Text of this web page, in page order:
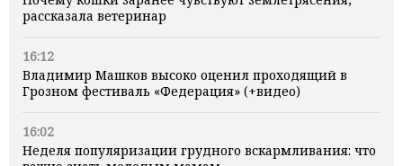
рассказала ветеринар
16:12
Владимир Машков высоко оценил проходящий в
Грозном фестиваль «Федерация» (+видео)
16:02
Неделя популяризации грудного вскармливания: что